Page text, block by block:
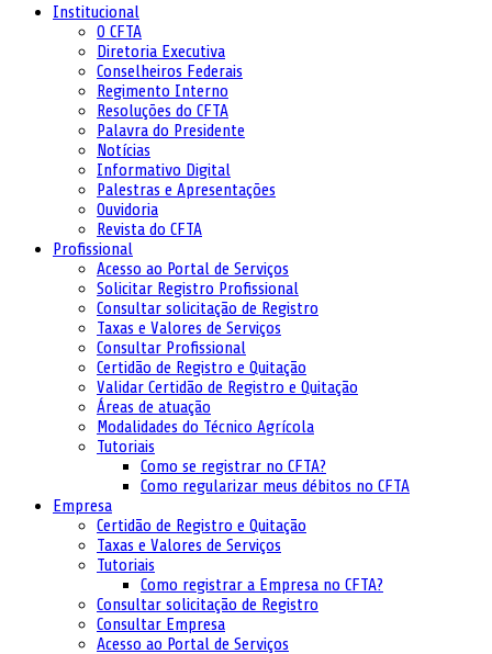
Institucional
O CFTA
Diretoria Executiva
Conselheiros Federais
Regimento Interno
Resoluções do CFTA
Palavra do Presidente
Notícias
Informativo Digital
Palestras e Apresentações
Ouvidoria
Revista do CFTA
Profissional
Acesso ao Portal de Serviços
Solicitar Registro Profissional
Consultar solicitação de Registro
Taxas e Valores de Serviços
Consultar Profissional
Certidão de Registro e Quitação
Validar Certidão de Registro e Quitação
Áreas de atuação
Modalidades do Técnico Agrícola
Tutoriais
Como se registrar no CFTA?
Como regularizar meus débitos no CFTA
Empresa
Certidão de Registro e Quitação
Taxas e Valores de Serviços
Tutoriais
Como registrar a Empresa no CFTA?
Consultar solicitação de Registro
Consultar Empresa
Acesso ao Portal de Serviços